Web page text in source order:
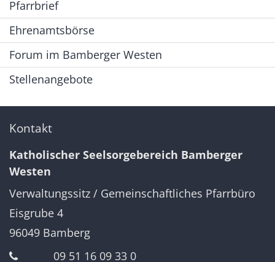
Pfarrbrief
Ehrenamtsbörse
Forum im Bamberger Westen
Stellenangebote
Kontakt
Katholischer Seelsorgebereich Bamberger
Westen
Verwaltungssitz / Gemeinschaftliches Pfarrbüro
Eisgrube 4
96049 Bamberg
09 51 16 09 33 0